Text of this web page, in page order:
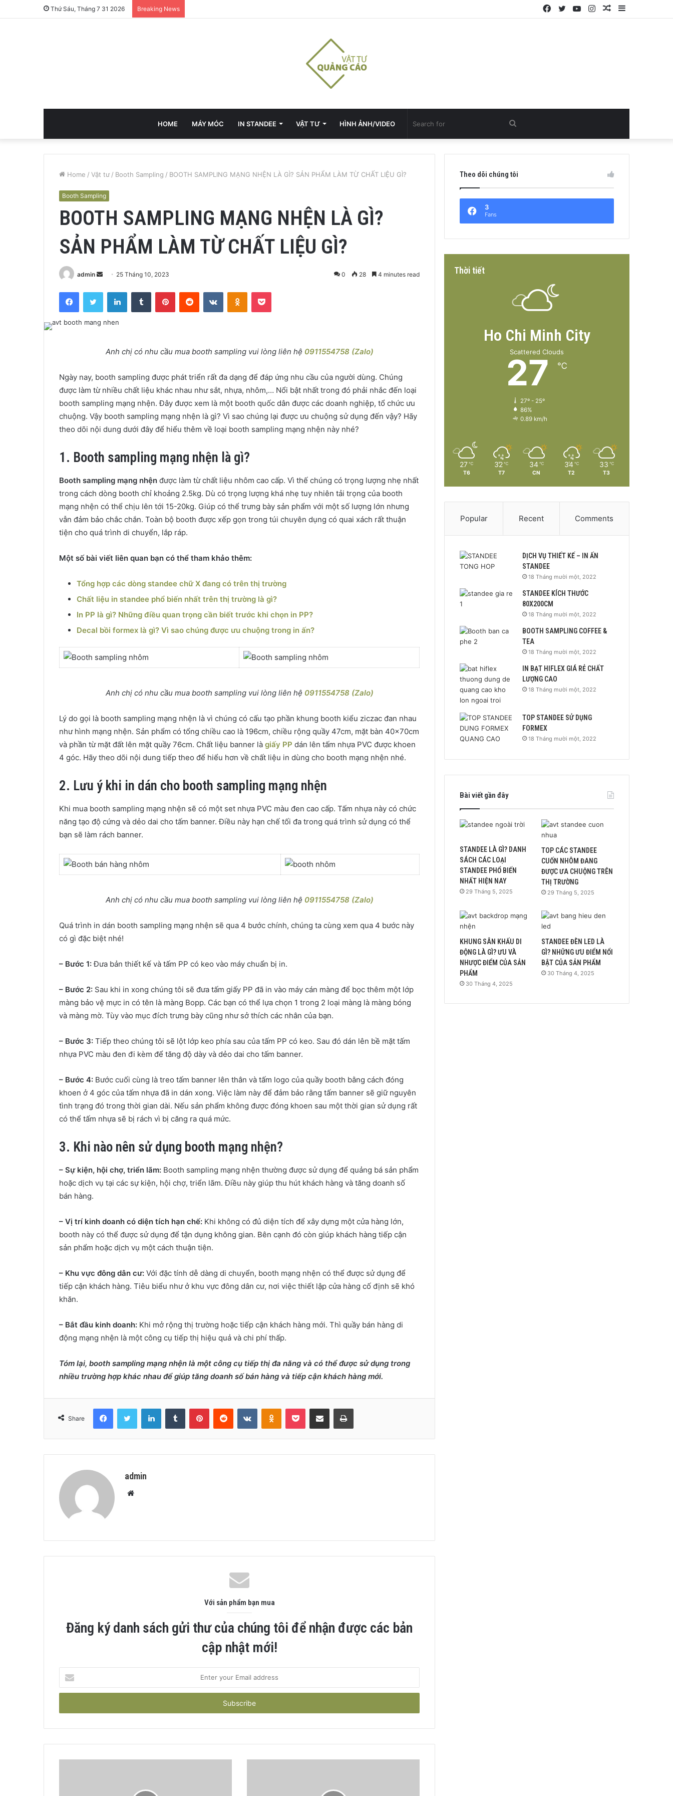
Thứ Sáu, Tháng 7 31 2026 Breaking News Sidebar
Random
Instagram
YouTube
Twitter
Facebook
HOME MÁY MÓC IN STANDEE VẬT TƯ HÌNH ẢNH/VIDEO Search
for
Home / Vật tư / Booth Sampling / BOOTH SAMPLING MẠNG NHỆN LÀ GÌ? SẢN PHẨM LÀM TỪ CHẤT LIỆU GÌ?
Booth Sampling
BOOTH SAMPLING MẠNG NHỆN LÀ GÌ?
SẢN PHẨM LÀM TỪ CHẤT LIỆU GÌ?
admin
Send
email
25 Tháng 10, 2023 0 28 4 minutes read
FacebookTwitter LinkedInTumblr PinterestReddit VKontakteOdnoklassniki
Pocket
Anh chị có nhu cầu mua booth sampling vui lòng liên hệ 0911554758 (Zalo)
Ngày nay, booth sampling được phát triển rất đa dạng để đáp ứng nhu cầu của người dùng. Chúng
được làm từ nhiều chất liệu khác nhau như sắt, nhựa, nhôm,… Nổi bật nhất trong đó phải nhắc đến loại
booth sampling mạng nhện. Đây được xem là một booth quốc dân được các doanh nghiệp, tổ chức ưu
chuộng. Vậy booth sampling mạng nhện là gì? Vì sao chúng lại được ưu chuộng sử dụng đến vậy? Hãy
theo dõi nội dung dưới đây để hiểu thêm về loại booth sampling mạng nhện này nhé?
1. Booth sampling mạng nhện là gì?
Booth sampling mạng nhện được làm từ chất liệu nhôm cao cấp. Vì thế chúng có trọng lượng nhẹ nhất
trong cách dòng booth chỉ khoảng 2.5kg. Dù có trọng lượng khá nhẹ tuy nhiên tải trọng của booth
mạng nhện có thể chịu lên tới 15-20kg. Giúp có thể trưng bày sản phẩm với một số lượng lớn nhưng
vẫn đảm bảo chắc chắn. Toàn bộ booth được xếp gọn trong túi chuyên dụng có quai xách rất thuận
tiện cho quá trình di chuyển, lắp ráp.
Một số bài viết liên quan bạn có thể tham khảo thêm:
Tổng hợp các dòng standee chữ X đang có trên thị trường
Chất liệu in standee phổ biến nhất trên thị trường là gì?
In PP là gì? Những điều quan trọng cần biết trước khi chọn in PP?
Decal bồi formex là gì? Vì sao chúng được ưu chuộng trong in ấn?
Anh chị có nhu cầu mua booth sampling vui lòng liên hệ 0911554758 (Zalo)
Lý do gọi là booth sampling mạng nhện là vì chúng có cấu tạo phần khung booth kiểu ziczac đan nhau
như hình mạng nhện. Sản phẩm có tổng chiều cao là 196cm, chiều rộng quầy 47cm, mặt bàn 40x70cm
và phần từ mặt đất lên mặt quầy 76cm. Chất liệu banner là giấy PP dán lên tấm nhựa PVC được khoen
4 góc. Hãy theo dõi nội dung tiếp theo để hiểu hơn về chất liệu in dùng cho booth mạng nhện nhé.
2. Lưu ý khi in dán cho booth sampling mạng nhện
Khi mua booth sampling mạng nhện sẽ có một set nhựa PVC màu đen cao cấp. Tấm nhựa này có chức
năng tạo độ cứng và dẻo dai cho tấm banner. Điều này hạn chế tối đa trong quá trình sử dụng có thể
bạn sẽ làm rách banner.
Anh chị có nhu cầu mua booth sampling vui lòng liên hệ 0911554758 (Zalo)
Quá trình in dán booth sampling mạng nhện sẽ qua 4 bước chính, chúng ta cùng xem qua 4 bước này
có gì đặc biệt nhé!
– Bước 1:Đưa bản thiết kế và tấm PP có keo vào máy chuẩn bị in.
– Bước 2: Sau khi in xong chúng tôi sẽ đưa tấm giấy PP đã in vào máy cán màng để bọc thêm một lớp
màng bảo vệ mực in có tên là màng Bopp. Các bạn có thể lựa chọn 1 trong 2 loại màng là màng bóng
và màng mờ. Tùy vào mục đích trưng bày cũng như sở thích các nhân của bạn.
– Bước 3: Tiếp theo chúng tôi sẽ lột lớp keo phía sau của tấm PP có keo. Sau đó dán lên bề mặt tấm
nhựa PVC màu đen đi kèm để tăng độ dày và dẻo dai cho tấm banner.
– Bước 4: Bước cuối cùng là treo tấm banner lên thân và tấm logo của quầy booth bằng cách đóng
khoen ở 4 góc của tấm nhựa đã in dán xong. Việc làm này để đảm bảo rằng tấm banner sẽ giữ nguyên
tình trạng đó trong thời gian dài. Nếu sản phẩm không được đóng khoen sau một thời gian sử dụng rất
có thể tấm nhựa sẽ bị rách vì bị căng ra quá mức.
3. Khi nào nên sử dụng booth mạng nhện?
– Sự kiện, hội chợ, triển lãm: Booth sampling mạng nhện thường được sử dụng để quảng bá sản phẩm
hoặc dịch vụ tại các sự kiện, hội chợ, triển lãm. Điều này giúp thu hút khách hàng và tăng doanh số
bán hàng.
– Vị trí kinh doanh có diện tích hạn chế: Khi không có đủ diện tích để xây dựng một cửa hàng lớn,
booth này có thể được sử dụng để tận dụng không gian. Bên cạnh đó còn giúp khách hàng tiếp cận
sản phẩm hoặc dịch vụ một cách thuận tiện.
– Khu vực đông dân cư: Với đặc tính dễ dàng di chuyển, booth mạng nhện có thể được sử dụng để
tiếp cận khách hàng. Tiêu biểu như ở khu vực đông dân cư, nơi việc thiết lập cửa hàng cố định sẽ khó
khăn.
– Bắt đầu kinh doanh: Khi mở rộng thị trường hoặc tiếp cận khách hàng mới. Thì quầy bán hàng di
động mạng nhện là một công cụ tiếp thị hiệu quả và chi phí thấp.
Tóm lại, booth sampling mạng nhện là một công cụ tiếp thị đa năng và có thể được sử dụng trong
nhiều trường hợp khác nhau để giúp tăng doanh số bán hàng và tiếp cận khách hàng mới.
Share
FacebookTwitter LinkedInTumblr PinterestReddit VKontakteOdnoklassniki
Pocket Share via Email Print
admin
Website
Với sản phẩm bạn mua
Đăng ký danh sách gửi thư của chúng tôi để nhận được các bản
cập nhật mới!
your
Email
Theo dõi chúng tôi
3
Fans
Thời tiết
Ho Chi Minh City
Scattered Clouds
27 ℃
27º - 25º
86%
0.89 km/h
27 ℃
T6
32 ℃
T7
34 ℃
CN
34 ℃
T2
33 ℃
T3
Popular Recent Comments
DỊCH VỤ THIẾT KẾ – IN ẤN
STANDEE
18 Tháng mười một, 2022
STANDEE KÍCH THƯỚC
80X200CM
18 Tháng mười một, 2022
BOOTH SAMPLING COFFEE &
TEA
18 Tháng mười một, 2022
IN BẠT HIFLEX GIÁ RẺ CHẤT
LƯỢNG CAO
18 Tháng mười một, 2022
TOP STANDEE SỬ DỤNG
FORMEX
18 Tháng mười một, 2022
Bài viết gần đây
STANDEE LÀ GÌ? DANH
SÁCH CÁC LOẠI
STANDEE PHỔ BIẾN
NHẤT HIỆN NAY
29 Tháng 5, 2025
TOP CÁC STANDEE
CUỐN NHÔM ĐANG
ĐƯỢC ƯA CHUỘNG TRÊN
THỊ TRƯỜNG
29 Tháng 5, 2025
KHUNG SÂN KHẤU DI
ĐỘNG LÀ GÌ? ƯU VÀ
NHƯỢC ĐIỂM CỦA SẢN
PHẨM
30 Tháng 4, 2025
STANDEE ĐÈN LED LÀ
GÌ? NHỮNG ƯU ĐIỂM NỔI
BẬT CỦA SẢN PHẨM
30 Tháng 4, 2025